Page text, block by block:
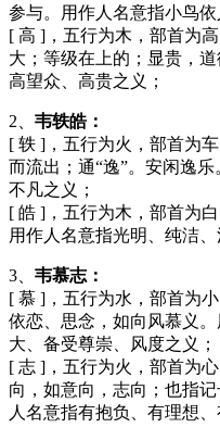
参与。用作人名意指小鸟
[ 高 ]，五行为木，部首为
大；等级在上的；显贵，
高望众、高贵之义；
2、 韦轶皓：
[ 轶 ]，五行为火，部首为
而流出；通“逸”。安闲逸
不凡之义；
[ 皓 ]，五行为木，部首为
用作人名意指光明、纯洁、
3、 韦慕志：
[ 慕 ]，五行为水，部首为
依恋、思念，如向风慕义
大、备受尊崇、风度之义；
[ 志 ]，五行为火，部首为
向，如意向，志向；也指
人名意指有抱负、有理想、